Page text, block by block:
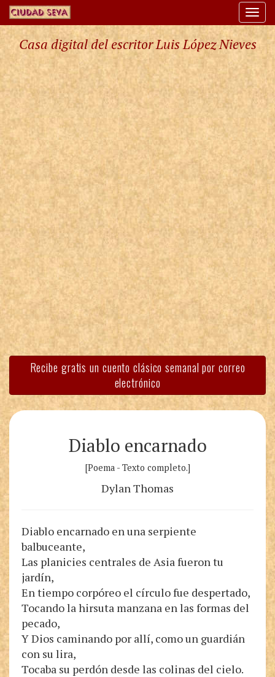
Casa digital del escritor Luis López Nieves
Recibe gratis un cuento clásico semanal por correo
electrónico
Diablo encarnado
[Poema - Texto completo.]
Dylan Thomas
Diablo encarnado en una serpiente
balbuceante,
Las planicies centrales de Asia fueron tu
jardín,
En tiempo corpóreo el círculo fue despertado,
Tocando la hirsuta manzana en las formas del
pecado,
Y Dios caminando por allí, como un guardián
con su lira,
Tocaba su perdón desde las colinas del cielo.